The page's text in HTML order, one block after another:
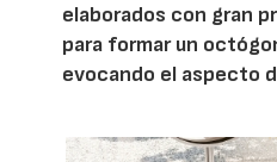
elaborados con gran
para formar un
evocando el aspecto